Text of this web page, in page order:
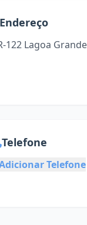
Endereço
122 Lagoa
Telefone
Telefone